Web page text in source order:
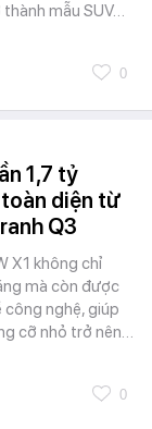
mẫu SUV…
0
1,7 tỷ
diện từ
Q3
X1 không chỉ
mà còn được
công nghệ, giúp
cỡ nhỏ trở nên…
0